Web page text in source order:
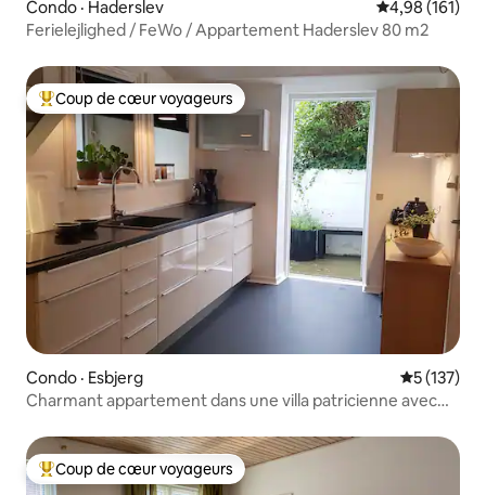
Condo · Haderslev Note
4,98 (161)
Ferielejlighed / FeWo / Appartement Haderslev 80 m2
Coup de cœur voyageurs parmi les plus aimés
Coup de cœur voyageurs
Condo · Esbjerg Note
5 (137)
Charmant appartement dans une villa patricienne avec
Coup de cœur voyageurs parmi les plus aimés
Coup de cœur voyageurs